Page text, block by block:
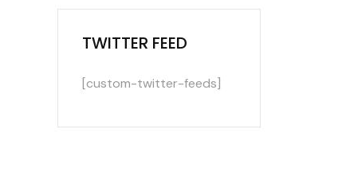
TWITTER FEED
[custom-twitter-feeds]